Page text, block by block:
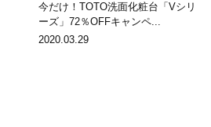
今だけ！TOTO洗面化粧台「Vシリ
ーズ」72％OFFキャンペ...
2020.03.29